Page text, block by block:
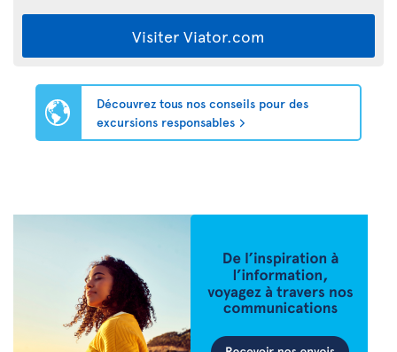
Visiter Viator.com
Découvrez tous nos conseils pour des
excursions responsables